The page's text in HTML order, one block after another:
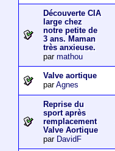
Découverte CIA
large chez
notre petite de
3 ans. Maman
très anxieuse.
par mathou
Valve aortique
parAgnes
Reprise du
sport après
remplacement
Valve Aortique
par DavidF